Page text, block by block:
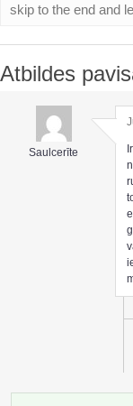
skip to the end and
Atbildes
Saulcerīte